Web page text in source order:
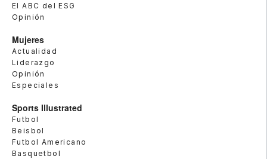
El ABC del ESG
Opinión
Mujeres
Actualidad
Liderazgo
Opinión
Especiales
Sports Illustrated
Futbol
Beisbol
Futbol Americano
Basquetbol